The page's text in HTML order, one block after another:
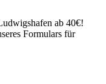
ab 40€!
Formulars für